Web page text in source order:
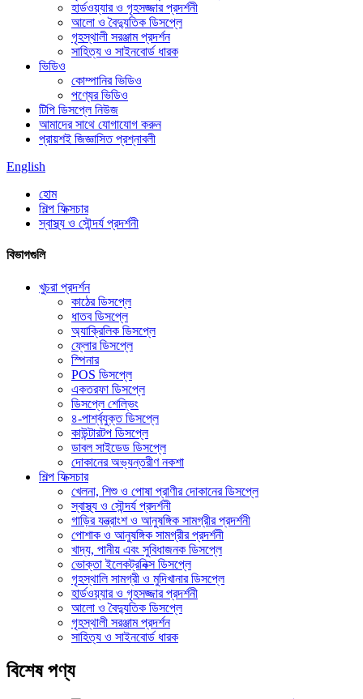
হার্ডওয়্যার ও গৃহসজ্জার প্রদর্শনী
আলো ও বৈদ্যুতিক ডিসপ্লে
গৃহস্থালী সরঞ্জাম প্রদর্শন
সাহিত্য ও সাইনবোর্ড ধারক
ভিডিও
কোম্পানির ভিডিও
পণ্যের ভিডিও
টিপি ডিসপ্লে নিউজ
আমাদের সাথে যোগাযোগ করুন
প্রায়শই জিজ্ঞাসিত প্রশ্নাবলী
English
হোম
শিল্প ফিক্সচার
স্বাস্থ্য ও সৌন্দর্য প্রদর্শনী
বিভাগগুলি
খুচরা প্রদর্শন
কাঠের ডিসপ্লে
ধাতব ডিসপ্লে
অ্যাক্রিলিক ডিসপ্লে
ফ্লোর ডিসপ্লে
স্পিনার
POS ডিসপ্লে
একতরফা ডিসপ্লে
ডিসপ্লে শেল্ভিং
৪-পার্শ্বযুক্ত ডিসপ্লে
কাউন্টারটপ ডিসপ্লে
ডাবল সাইডেড ডিসপ্লে
দোকানের অভ্যন্তরীণ নকশা
শিল্প ফিক্সচার
খেলনা, শিশু ও পোষা প্রাণীর দোকানের ডিসপ্লে
স্বাস্থ্য ও সৌন্দর্য প্রদর্শনী
গাড়ির যন্ত্রাংশ ও আনুষঙ্গিক সামগ্রীর প্রদর্শনী
পোশাক ও আনুষঙ্গিক সামগ্রীর প্রদর্শনী
খাদ্য, পানীয় এবং সুবিধাজনক ডিসপ্লে
ভোক্তা ইলেকট্রনিক্স ডিসপ্লে
গৃহস্থালি সামগ্রী ও মুদিখানার ডিসপ্লে
হার্ডওয়্যার ও গৃহসজ্জার প্রদর্শনী
আলো ও বৈদ্যুতিক ডিসপ্লে
গৃহস্থালী সরঞ্জাম প্রদর্শন
সাহিত্য ও সাইনবোর্ড ধারক
বিশেষ পণ্য